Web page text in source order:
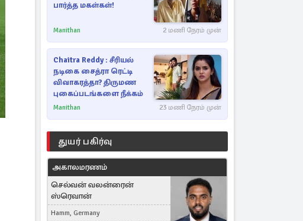
பார்த்த மகள்கள்!
Manithan 2 மணி நேரம் முன்
Chaitra Reddy : சீரியல்
நடிகை சைத்ரா ரெட்டி
விவாகரத்தா? திருமண
புகைப்படங்களை நீக்கம்
Manithan 23 மணி நேரம் முன்
துயர் பகிர்வு
அகாலமரணம்
செல்வன் வலன்ரைன்
ஸ்ரெவான்
Hamm, Germany